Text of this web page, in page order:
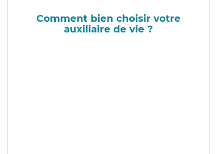
Comment bien choisir votre
auxiliaire de vie ?